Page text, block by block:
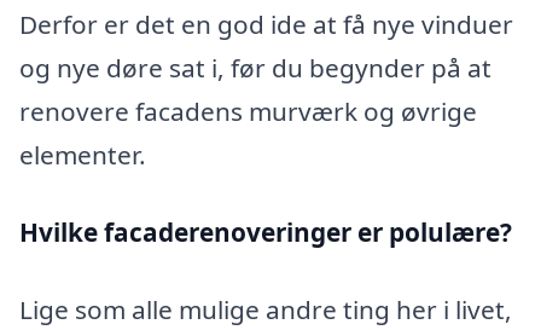
Derfor er det en god ide at få nye vinduer
og nye døre sat i, før du begynder på at
renovere facadens murværk og øvrige
elementer.
Hvilke facaderenoveringer er polulære?
Lige som alle mulige andre ting her i livet,